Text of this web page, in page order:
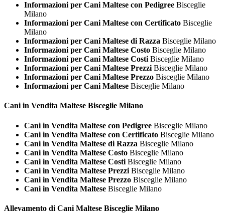
Informazioni per Cani Maltese con Pedigree Bisceglie
Milano
Informazioni per Cani Maltese con Certificato Bisceglie
Milano
Informazioni per Cani Maltese di Razza Bisceglie Milano
Informazioni per Cani Maltese Costo Bisceglie Milano
Informazioni per Cani Maltese Costi Bisceglie Milano
Informazioni per Cani Maltese Prezzi Bisceglie Milano
Informazioni per Cani Maltese Prezzo Bisceglie Milano
Informazioni per Cani Maltese Bisceglie Milano
Cani in Vendita Maltese Bisceglie Milano
Cani in Vendita Maltese con Pedigree Bisceglie Milano
Cani in Vendita Maltese con Certificato Bisceglie Milano
Cani in Vendita Maltese di Razza Bisceglie Milano
Cani in Vendita Maltese Costo Bisceglie Milano
Cani in Vendita Maltese Costi Bisceglie Milano
Cani in Vendita Maltese Prezzi Bisceglie Milano
Cani in Vendita Maltese Prezzo Bisceglie Milano
Cani in Vendita Maltese Bisceglie Milano
Allevamento di Cani Maltese Bisceglie Milano